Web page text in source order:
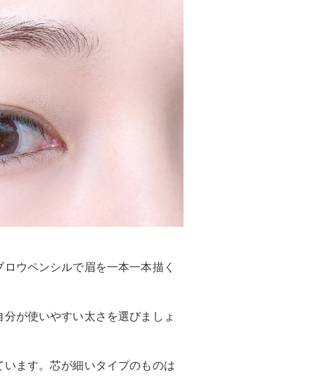
ウペンシルで眉を一本一本描く
が使いやすい太さを選びましょ
ます。芯が細いタイプのものは